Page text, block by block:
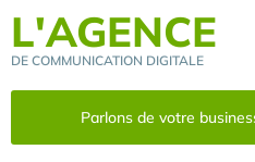
L'AGENCE
DE COMMUNICATION DIGITALE
Parlons de votre